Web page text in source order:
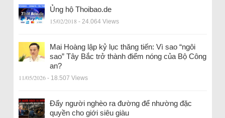
Ủng hộ Thoibao.de
15/02/2018 - 24.064 Views
Mai Hoàng lập kỷ lục thăng tiến: Vì sao “ngôi
sao” Tây Bắc trở thành điểm nóng của Bộ Công
an?
11/05/2026 - 18.507 Views
Đẩy người nghèo ra đường để nhường đặc
quyền cho giới siêu giàu